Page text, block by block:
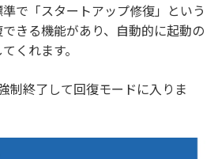
で「スタートアップ修復」という
きる機能があり、自動的に起動の
くれます。
制終了して回復モードに入りま